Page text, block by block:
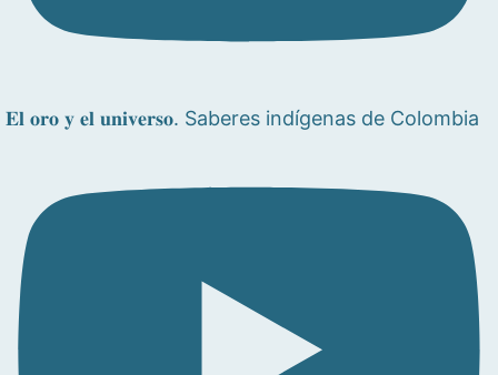
𝐄𝐥 𝐨𝐫𝐨 𝐲 𝐞𝐥 𝐮𝐧𝐢𝐯𝐞𝐫𝐬𝐨. Saberes indígenas de Colombia